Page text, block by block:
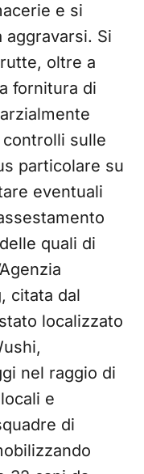
e si
Si
oltre a
fornitura di
sulle
particolare su
eventuali
quali di
citata dal
localizzato
nel raggio di
e
di